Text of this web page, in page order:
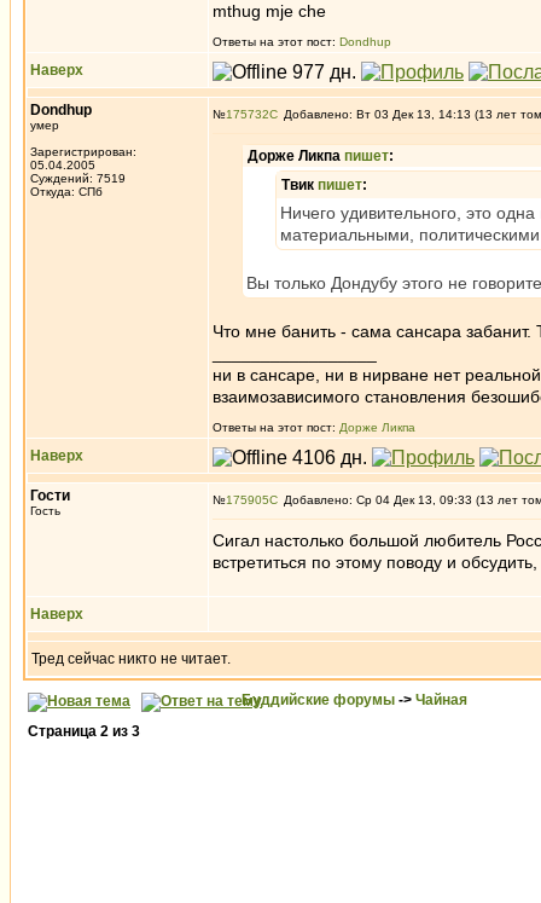
mthug mje che
Ответы на этот пост: Dondhup
Наверх
Dondhup
умер
Зарегистрирован:
05.04.2005
Суждений: 7519
Откуда: СПб
№175732 Добавлено: Вт 03 Дек 13, 14:13 (13 лет
Дорже Ликпа пишет:
Твик пишет:
Ничего удивительного, это
материальными,
Вы только Дондубу этого не
Что мне банить - сама сансара
ни в сансаре, ни в нирване нет
взаимозависимого становления
Ответы на этот пост: Дорже Ликпа
Наверх
Гости
Гость
№175905 Добавлено: Ср 04 Дек 13, 09:33 (13 лет
Сигал настолько большой любитель
встретиться по этому поводу и
Наверх
Тред сейчас никто не читает.
Буддийские форумы -> Чайная
Страница 2 из 3